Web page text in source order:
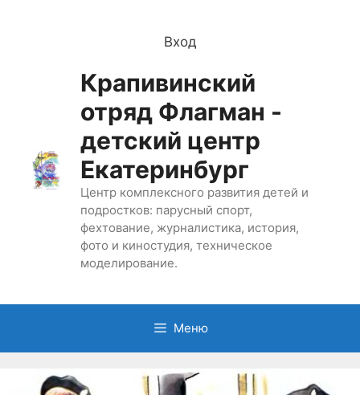
Вход
Крапивинский
отряд Флагман -
детский центр
Екатеринбург
Центр комплексного развития детей и
подростков: парусный спорт,
фехтование, журналистика, история,
фото и киностудия, техническое
моделирование.
Меню